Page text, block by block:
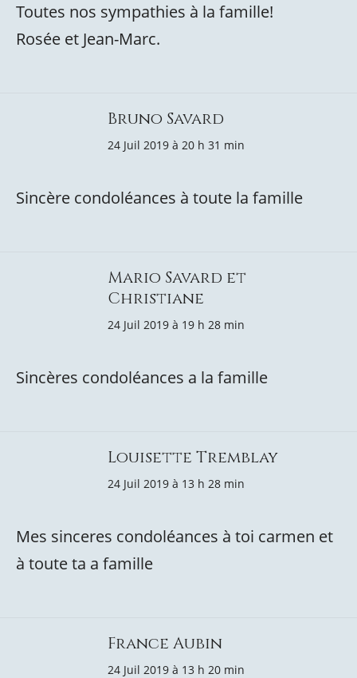
Toutes nos sympathies à la famille!
Rosée et Jean-Marc.
Bruno Savard
24 Juil 2019 à 20 h 31 min
Sincère condoléances à toute la famille
Mario Savard et
Christiane
24 Juil 2019 à 19 h 28 min
Sincères condoléances a la famille
Louisette Tremblay
24 Juil 2019 à 13 h 28 min
Mes sinceres condoléances à toi carmen et
à toute ta a famille
France Aubin
24 Juil 2019 à 13 h 20 min